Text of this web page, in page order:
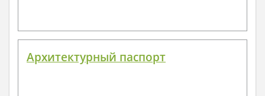
Архитектурный паспорт